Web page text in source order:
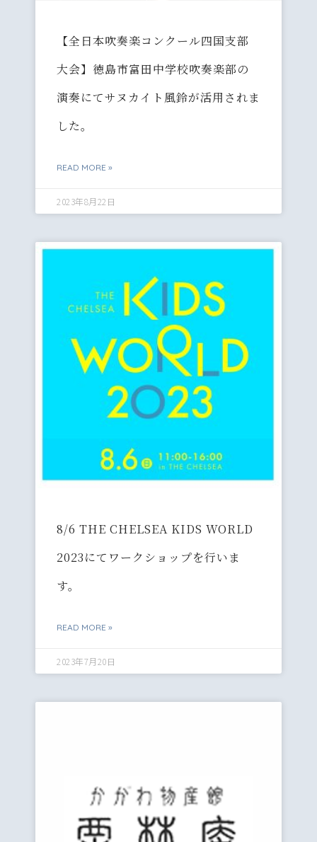
【全日本吹奏楽コンクール四国支部
大会】徳島市富田中学校吹奏楽部の
演奏にてサヌカイト風鈴が活用されま
した。
READ MORE »
2023年8月22日
8/6 THE CHELSEA KIDS WORLD
2023にてワークショップを行いま
す。
READ MORE »
2023年7月20日